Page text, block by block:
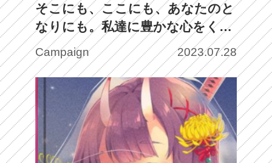
そこにも、ここにも、あなたのと
なりにも。私達に豊かな心をくれ
る『せいれい』たちの生みの親、
YUKARIUMの原点とは。
Campaign 2023.07.28